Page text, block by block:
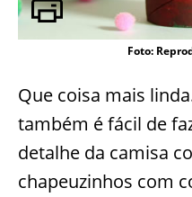
Foto:
Que coisa mais
também é fácil de
detalhe da camisa
chapeuzinhos com